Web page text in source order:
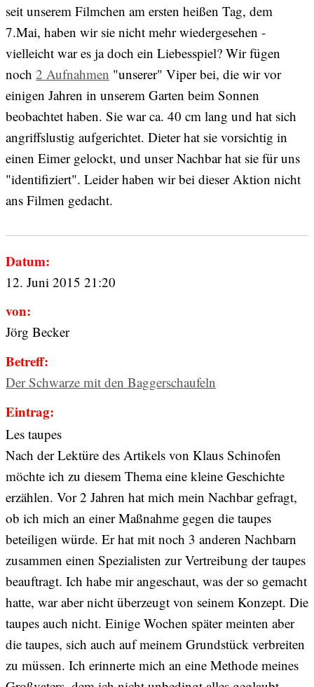
seit unserem Filmchen am ersten heißen Tag, dem
7.Mai, haben wir sie nicht mehr wiedergesehen -
vielleicht war es ja doch ein Liebesspiel? Wir fügen
noch 2 Aufnahmen "unserer" Viper bei, die wir vor
einigen Jahren in unserem Garten beim Sonnen
beobachtet haben. Sie war ca. 40 cm lang und hat sich
angriffslustig aufgerichtet. Dieter hat sie vorsichtig in
einen Eimer gelockt, und unser Nachbar hat sie für uns
"identifiziert". Leider haben wir bei dieser Aktion nicht
ans Filmen gedacht.
Datum:
12. Juni 2015 21:20
von:
Jörg Becker
Betreff:
Der Schwarze mit den Baggerschaufeln
Eintrag:
Les taupes
Nach der Lektüre des Artikels von Klaus Schinofen
möchte ich zu diesem Thema eine kleine Geschichte
erzählen. Vor 2 Jahren hat mich mein Nachbar gefragt,
ob ich mich an einer Maßnahme gegen die taupes
beteiligen würde. Er hat mit noch 3 anderen Nachbarn
zusammen einen Spezialisten zur Vertreibung der taupes
beauftragt. Ich habe mir angeschaut, was der so gemacht
hatte, war aber nicht überzeugt von seinem Konzept. Die
taupes auch nicht. Einige Wochen später meinten aber
die taupes, sich auch auf meinem Grundstück verbreiten
zu müssen. Ich erinnerte mich an eine Methode meines